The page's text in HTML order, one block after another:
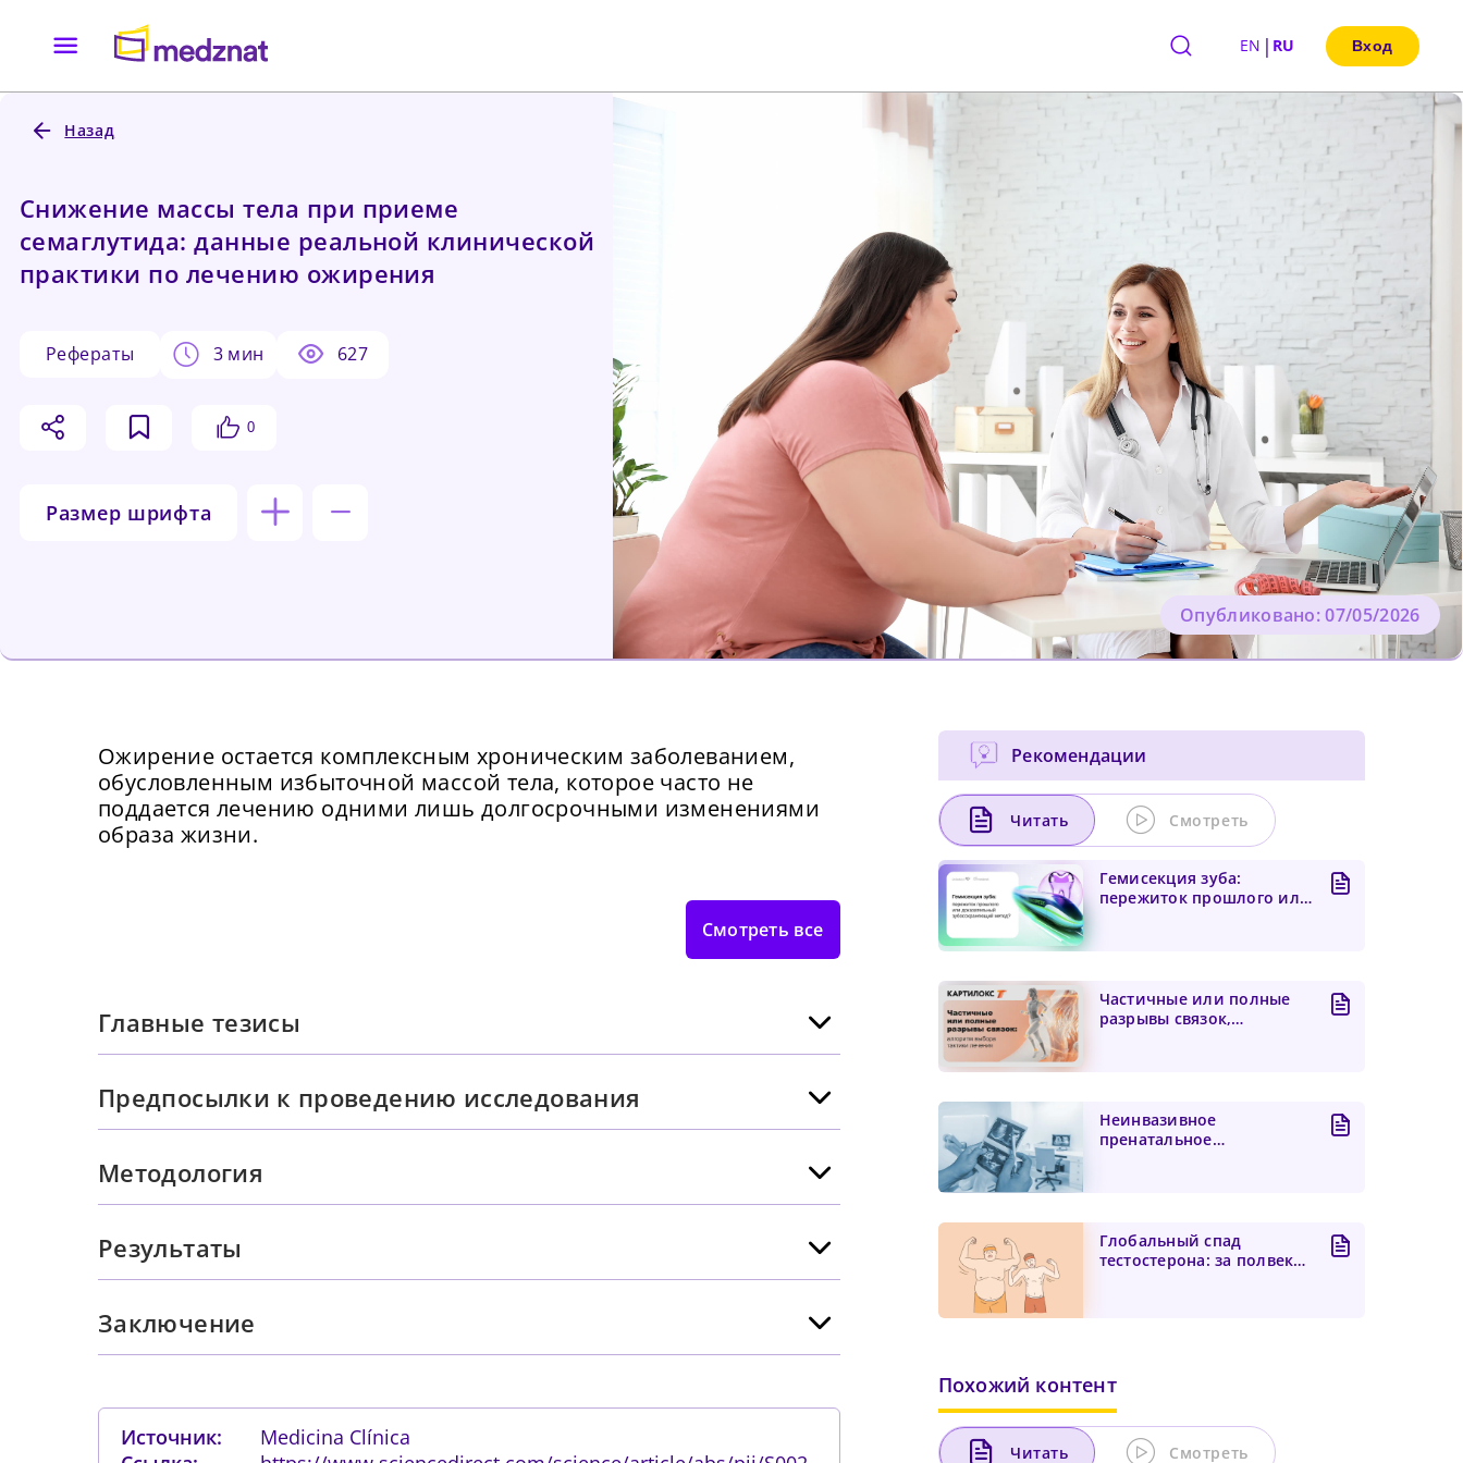
EN | RU Вход
Назад
Снижение массы тела при приеме
семаглутида: данные реальной клинической
практики по лечению ожирения
рефераты 3 мин 627
0
Размер шрифта
Опубликовано: 07/05/2026
Ожирение остается комплексным хроническим заболеванием,
обусловленным избыточной массой тела, которое часто не
поддается лечению одними лишь долгосрочными изменениями
образа жизни.
Смотреть все
Главные тезисы
Предпосылки к проведению исследования
Методология
Результаты
Заключение
Источник:
Medicina Clínica
Рекомендации
Читать Смотреть
Гемисекция зуба:
пережиток прошлого или
Частичные или полные
разрывы связок,
Неинвазивное
пренатальное
Глобальный спад
тестостерона: за полвека
Похожий контент
Читать Смотреть